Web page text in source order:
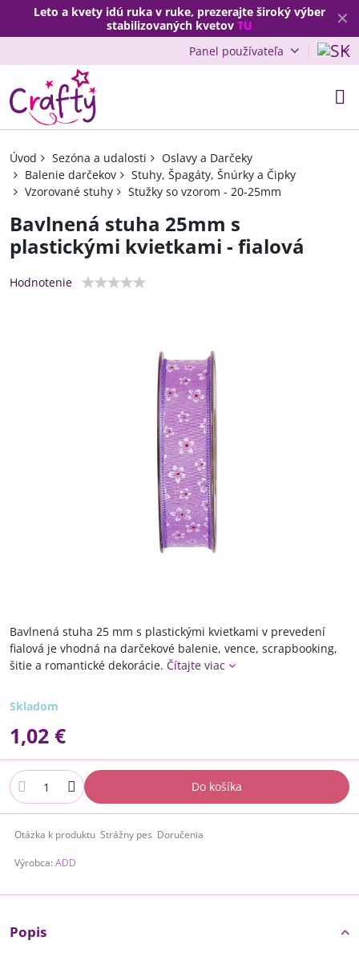
✕
Leto a kvety idú ruka v ruke, prezerajte široký výber
stabilizovaných kvetov TU
Panel používateľa
Úvod Sezóna a udalosti
Oslavy a Darčeky
Balenie darčekov
Stuhy, Špagáty, Šnúrky a Čipky
Vzorované stuhy
Stužky so vzorom - 20-25mm
Bavlnená stuha 25mm s
plastickými kvietkami - fialová
Hodnotenie
Bavlnená stuha 25 mm s plastickými kvietkami v prevedení
fialová je vhodná na darčekové balenie, vence, scrapbooking,
šitie a romantické dekorácie. Čítajte viac
Skladom
1,02 €
Do košíka
Otázka k produktu Strážny pes Doručenia
Výrobca: ADD
Popis